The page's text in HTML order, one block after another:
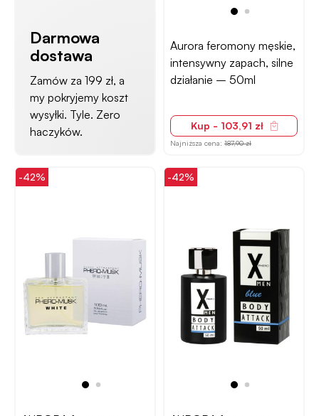
Darmowa
dostawa
Zamów za 199 zł, a
my pokryjemy koszt
wysyłki. Tyle. Zero
haczyków.
Aurora feromony męskie,
intensywny zapach, silne
działanie – 50ml
Kup - 103,91 zł
Najniższa cena: 187,90 zł
-42% -42%